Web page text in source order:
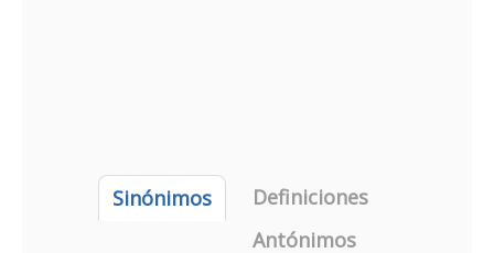
Sinónimos
Definiciones
Antónimos